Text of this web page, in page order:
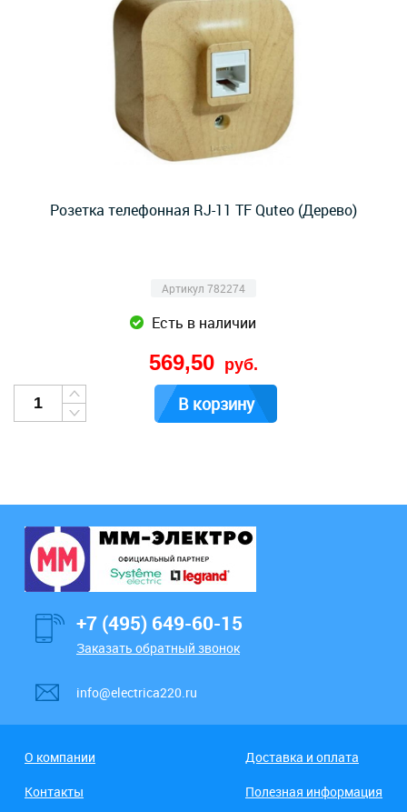
Розетка телефонная RJ-11 TF Quteo (Дерево)
Артикул 782274
Есть в наличии
569,50 руб.
В корзину
+7 (495) 649-60-15
Заказать обратный звонок
info@electrica220.ru
О компании
Доставка и оплата
Контакты
Полезная информация